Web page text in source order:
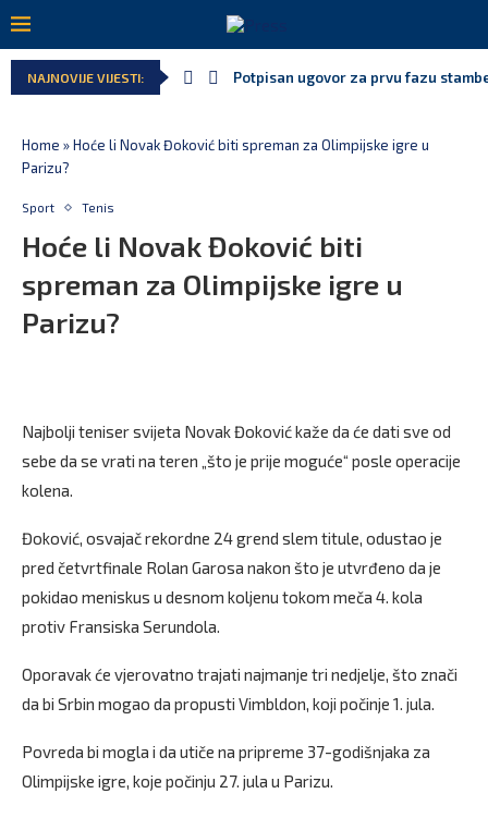
NAJNOVIJE VIJESTI:
Potpisan ugovor za prvu fazu
Home »Hoće li Novak Đoković biti spreman za Olimpijske igre u
Parizu?
Sport Tenis
Hoće li Novak Đoković biti
spreman za Olimpijske igre u
Parizu?
Najbolji teniser svijeta Novak Đoković kaže da će dati sve od
sebe da se vrati na teren „što je prije moguće“ posle operacije
kolena.
Đoković, osvajač rekordne 24 grend slem titule, odustao je
pred četvrtfinale Rolan Garosa nakon što je utvrđeno da je
pokidao meniskus u desnom koljenu tokom meča 4. kola
protiv Fransiska Serundola.
Oporavak će vjerovatno trajati najmanje tri nedjelje, što znači
da bi Srbin mogao da propusti Vimbldon, koji počinje 1. jula.
Povreda bi mogla i da utiče na pripreme 37-godišnjaka za
Olimpijske igre, koje počinju 27. jula u Parizu.